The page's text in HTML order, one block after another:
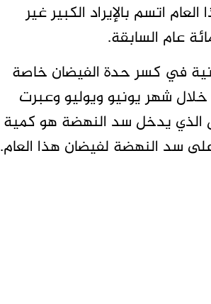
اتسم بالإيراد الكبير غير
عام السابقة.
في كسر حدة الفيضان خاصة
شهر يونيو ويوليو وعبرت
كل ايراد النيل الذي يدخل سد النهضة هو كمية